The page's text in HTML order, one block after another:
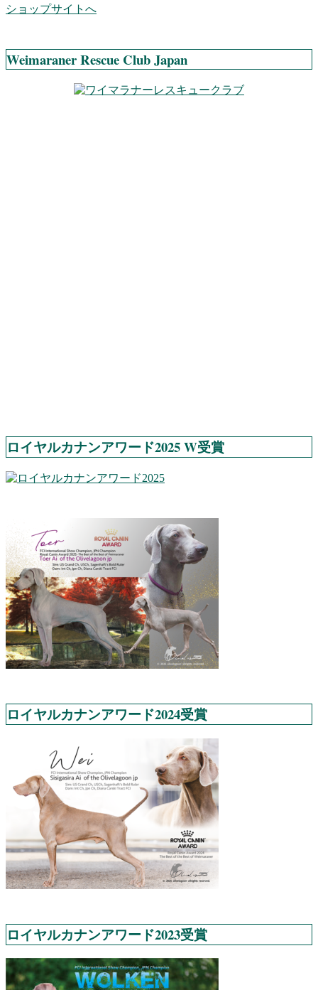
ショップサイトへ
Weimaraner Rescue Club Japan
ロイヤルカナンアワード2025 W受賞
ロイヤルカナンアワード2024受賞
ロイヤルカナンアワード2023受賞